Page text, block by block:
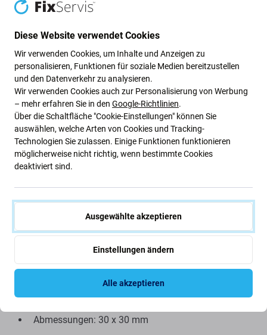
Stk
Beschreibung und Spezifikation Versand und Rückgabe
Das Jakemy Kunststoffdreieck dient zumÖffnen von
Geräten bei verschiedenen Reparaturen.Dank der
schmalen Kanten eignet es sich auch ideal zum Öffnen
von Geräten, bei denen Klebstoff verwendet wird. Die
abgeschrägte Kante passt problemlos in den Spalt
zwischen LCD und Rahmen und ermöglicht so eine
einfache Handhabung des Geräts.
Abmessungen: 30 x 30 mm
Diese Website verwendet Cookies
Wir verwenden Cookies, um Inhalte und Anzeigen zu
personalisieren, Funktionen für soziale Medien bereitzustellen
und den Datenverkehr zu analysieren.
Wir verwenden Cookies auch zur Personalisierung von Werbung
– mehr erfahren Sie in den Google-Richtlinien.
Über die Schaltfläche "Cookie-Einstellungen" können Sie
auswählen, welche Arten von Cookies und Tracking-
Technologien Sie zulassen. Einige Funktionen funktionieren
möglicherweise nicht richtig, wenn bestimmte Cookies
deaktiviert sind.
Ausgewählte akzeptieren
Einstellungen ändern
Alle akzeptieren